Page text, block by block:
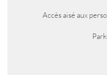
Accès aisé aux